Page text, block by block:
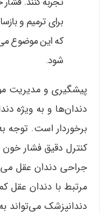
برای ترمیم و
که این موضوع
شود.
پیشگیری و مدیریت
دندان‌ها و به ویژه
برخوردار است. توجه
کنترل دقیق فشار خون
جراحی دندان عقل
مرتبط با دندان عقل
دندانپزشک می‌تواند